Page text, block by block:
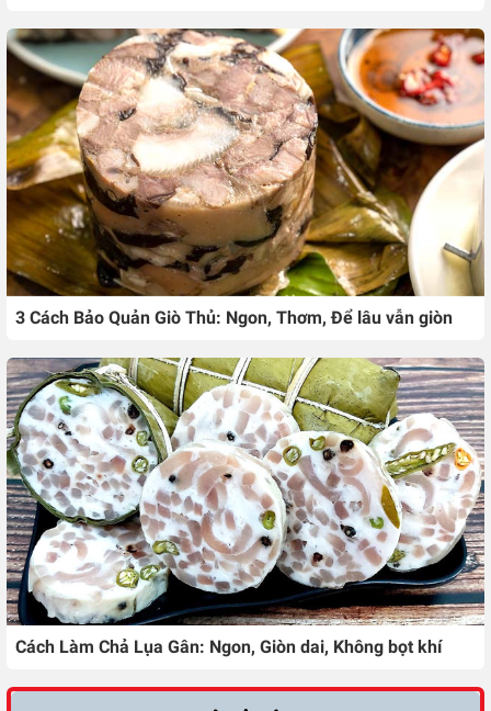
3 Cách Bảo Quản Giò Thủ: Ngon, Thơm, Để lâu vẫn giòn
Cách Làm Chả Lụa Gân: Ngon, Giòn dai, Không bọt khí